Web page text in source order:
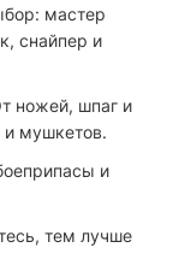
мастер
снайпер и
ножей, шпаг и
и мушкетов.
и
тем лучше